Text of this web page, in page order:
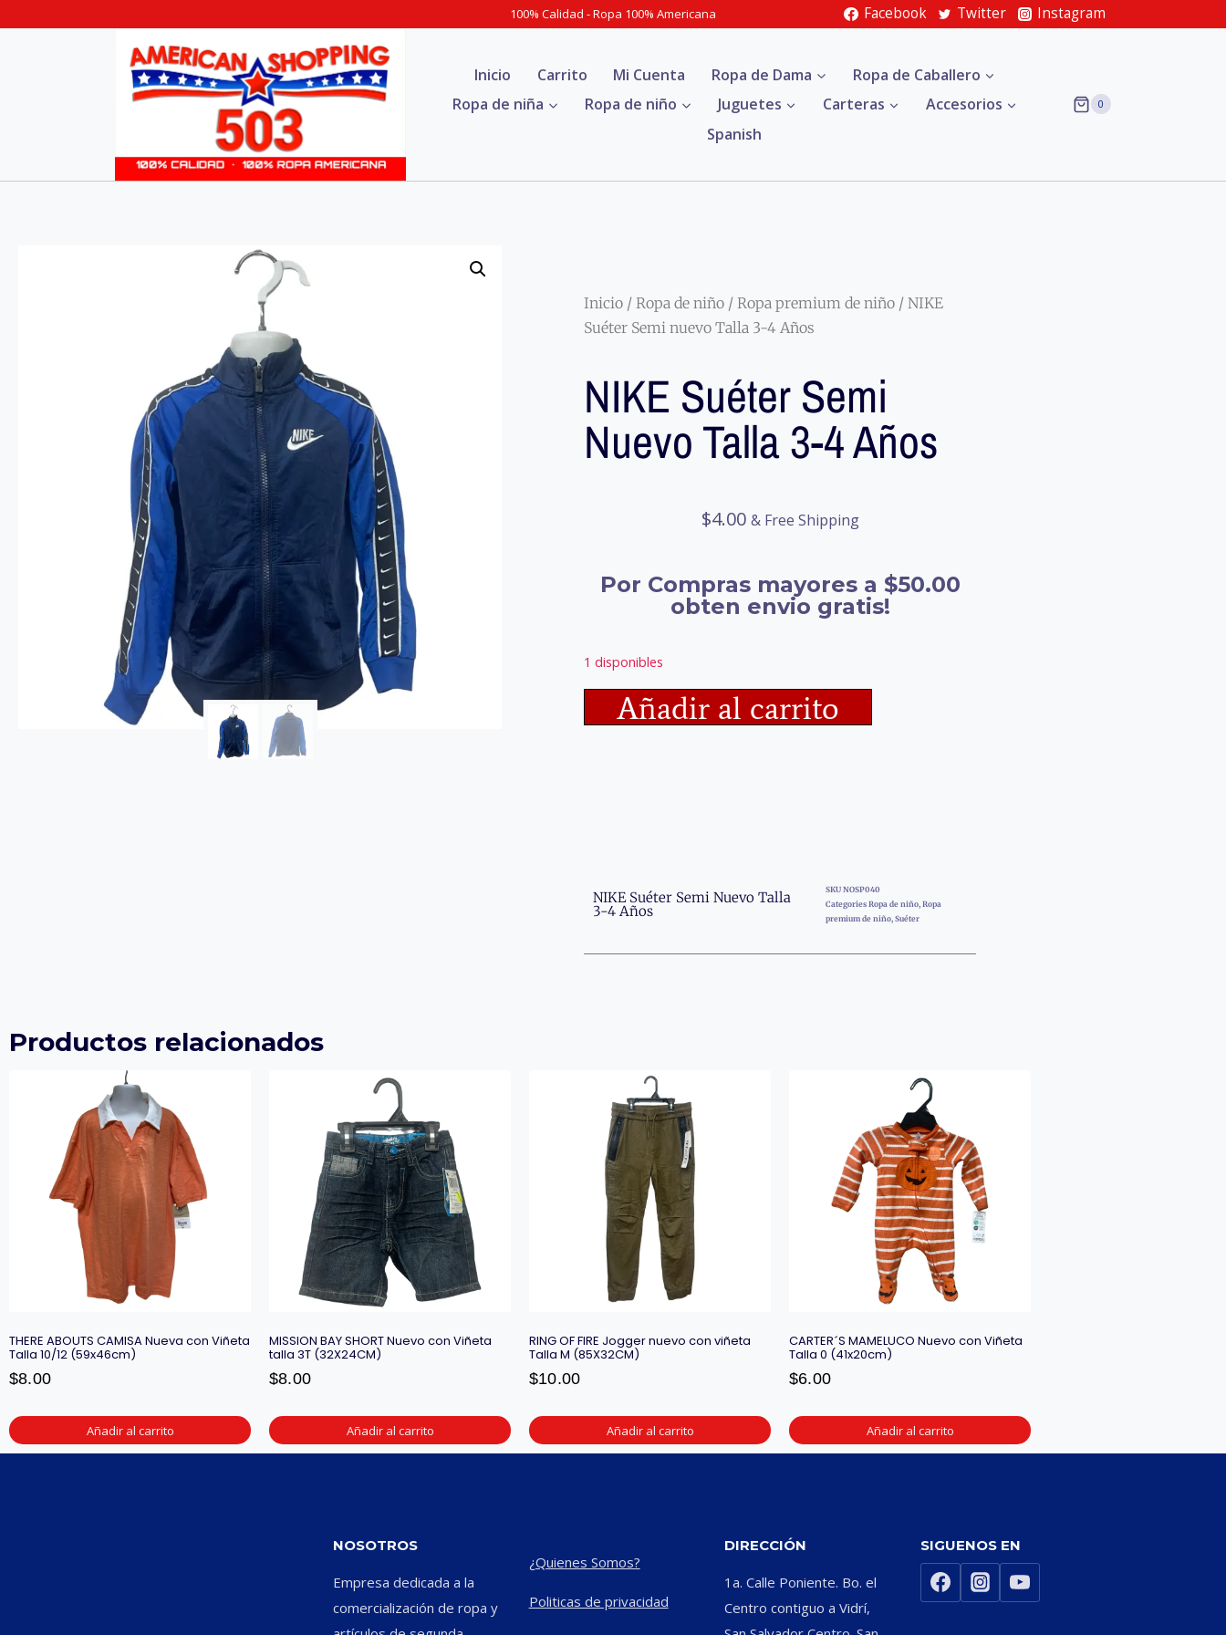
100% Calidad - Ropa 100% Americana Facebook Twitter Instagram
Inicio Carrito Mi Cuenta Ropa de Dama
Ropa de Caballero
Ropa de niña
Ropa de niño Juguetes Carteras
Accesorios
Spanish
0
Inicio / Ropa de niño / Ropa premium de niño / NIKE
Suéter Semi nuevo Talla 3-4 Años
NIKE Suéter Semi
Nuevo Talla 3-4 Años
$4.00 & Free Shipping
Por Compras mayores a $50.00
obten envio gratis!
1 disponibles
Añadir al carrito
NIKE Suéter Semi Nuevo Talla
3-4 Años
SKU NOSP040
Categories Ropa de niño, Ropa
premium de niño, Suéter
Productos relacionados
THERE ABOUTS CAMISA Nueva con Viñeta
Talla 10/12 (59x46cm)
$8.00
Añadir al carrito
MISSION BAY SHORT Nuevo con Viñeta
talla 3T (32X24CM)
$8.00
Añadir al carrito
RING OF FIRE Jogger nuevo con viñeta
Talla M (85X32CM)
$10.00
Añadir al carrito
CARTER´S MAMELUCO Nuevo con Viñeta
Talla 0 (41x20cm)
$6.00
Añadir al carrito
NOSOTROS
Empresa dedicada a la
comercialización de ropa y
¿Quienes Somos?
Politicas de privacidad
DIRECCIÓN
1a. Calle Poniente. Bo. el
Centro contiguo a Vidrí,
SIGUENOS EN